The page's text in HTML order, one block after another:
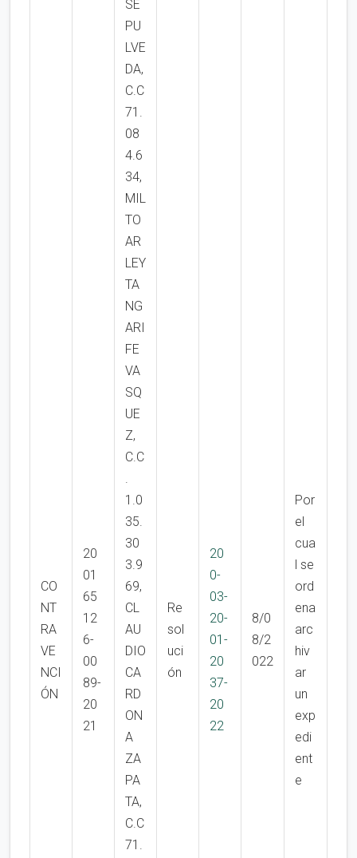
CO
NT
RA
VE
NCI
ÓN
20
01
65
12
6-
00
89-
20
21
SE
PU
LVE
DA,
C.C
71.
08
4.6
34,
MIL
TO
AR
LEY
TA
NG
ARI
FE
VA
SQ
UE
Z,
C.C
.
1.0
35.
30
3.9
69,
CL
AU
DIO
CA
RD
ON
A
ZA
PA
TA,
C.C
71.
Re
sol
uci
ón
20
0-
03-
20-
01-
20
37-
20
22
8/0
8/2
022
Por
el
cua
l se
ord
ena
arc
hiv
ar
un
exp
edi
ent
e